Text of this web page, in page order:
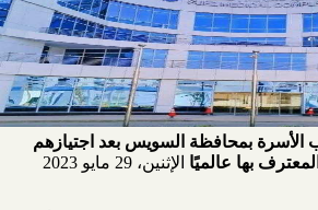
بمحافظة السويس بعد اجتيازهم
بها عالميًا الإثنين، 29 مايو 2023